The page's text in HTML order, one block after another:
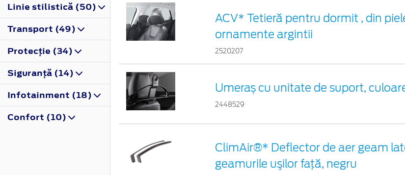
Linie stilistică (50)
Transport (49)
Protecţie (34)
Siguranţă (14)
Infotainment (18)
Confort (10)
ACV* Tetieră pentru dormit , din
ornamente argintii
2520207
Umeraș cu unitate de suport,
2448529
ClimAir®* Deflector de aer geam
geamurile uşilor faţă, negru